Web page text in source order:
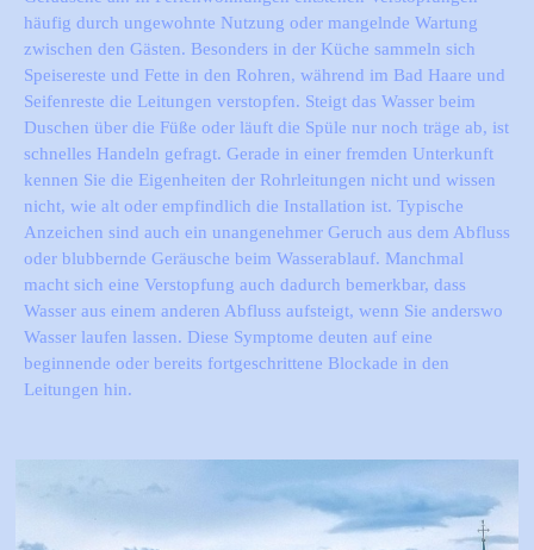
häufig durch ungewohnte Nutzung oder mangelnde Wartung
zwischen den Gästen. Besonders in der Küche sammeln sich
Speisereste und Fette in den Rohren, während im Bad Haare und
Seifenreste die Leitungen verstopfen. Steigt das Wasser beim
Duschen über die Füße oder läuft die Spüle nur noch träge ab, ist
schnelles Handeln gefragt. Gerade in einer fremden Unterkunft
kennen Sie die Eigenheiten der Rohrleitungen nicht und wissen
nicht, wie alt oder empfindlich die Installation ist. Typische
Anzeichen sind auch ein unangenehmer Geruch aus dem Abfluss
oder blubbernde Geräusche beim Wasserablauf. Manchmal
macht sich eine Verstopfung auch dadurch bemerkbar, dass
Wasser aus einem anderen Abfluss aufsteigt, wenn Sie anderswo
Wasser laufen lassen. Diese Symptome deuten auf eine
beginnende oder bereits fortgeschrittene Blockade in den
Leitungen hin.